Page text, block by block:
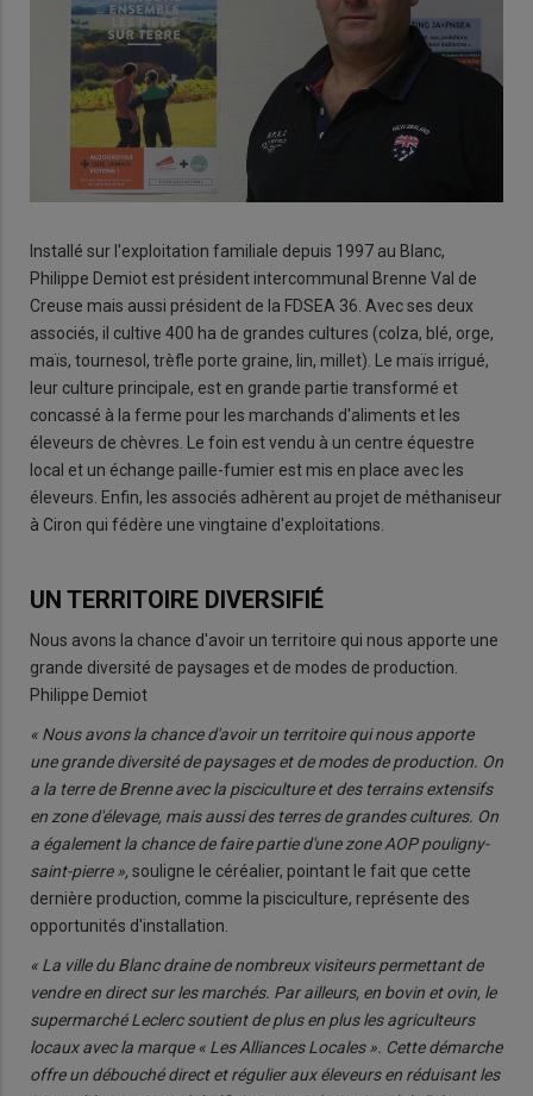
Installé sur l'exploitation familiale depuis 1997 au Blanc,
Philippe Demiot est président intercommunal Brenne Val de
Creuse mais aussi président de la FDSEA 36. Avec ses deux
associés, il cultive 400 ha de grandes cultures (colza, blé, orge,
maïs, tournesol, trèfle porte graine, lin, millet). Le maïs irrigué,
leur culture principale, est en grande partie transformé et
concassé à la ferme pour les marchands d'aliments et les
éleveurs de chèvres. Le foin est vendu à un centre équestre
local et un échange paille-fumier est mis en place avec les
éleveurs. Enfin, les associés adhèrent au projet de méthaniseur
à Ciron qui fédère une vingtaine d'exploitations.
UN TERRITOIRE DIVERSIFIÉ
Nous avons la chance d'avoir un territoire qui nous apporte une
grande diversité de paysages et de modes de production.
Philippe Demiot
« Nous avons la chance d'avoir un territoire qui nous apporte
une grande diversité de paysages et de modes de production. On
a la terre de Brenne avec la pisciculture et des terrains extensifs
en zone d'élevage, mais aussi des terres de grandes cultures. On
a également la chance de faire partie d'une zone AOP pouligny-
saint-pierre », souligne le céréalier, pointant le fait que cette
dernière production, comme la pisciculture, représente des
opportunités d'installation.
« La ville du Blanc draine de nombreux visiteurs permettant de
vendre en direct sur les marchés. Par ailleurs, en bovin et ovin, le
supermarché Leclerc soutient de plus en plus les agriculteurs
locaux avec la marque « Les Alliances Locales ». Cette démarche
offre un débouché direct et régulier aux éleveurs en réduisant les